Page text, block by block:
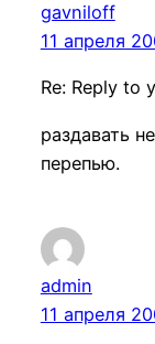
gavniloff
11 апреля
Re: Reply to
раздавать
перепью.
admin
11 апреля